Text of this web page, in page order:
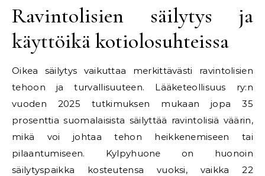
Ravintolisien säilytys ja
käyttöikä kotiolosuhteissa
Oikea säilytys vaikuttaa merkittävästi ravintolisien
tehoon ja turvallisuuteen. Lääketeollisuus ry:n
vuoden 2025 tutkimuksen mukaan jopa 35
prosenttia suomalaisista säilyttää ravintolisiä väärin,
mikä voi johtaa tehon heikkenemiseen tai
pilaantumiseen. Kylpyhuone on huonoin
säilytyspaikka kosteutensa vuoksi, vaikka 22